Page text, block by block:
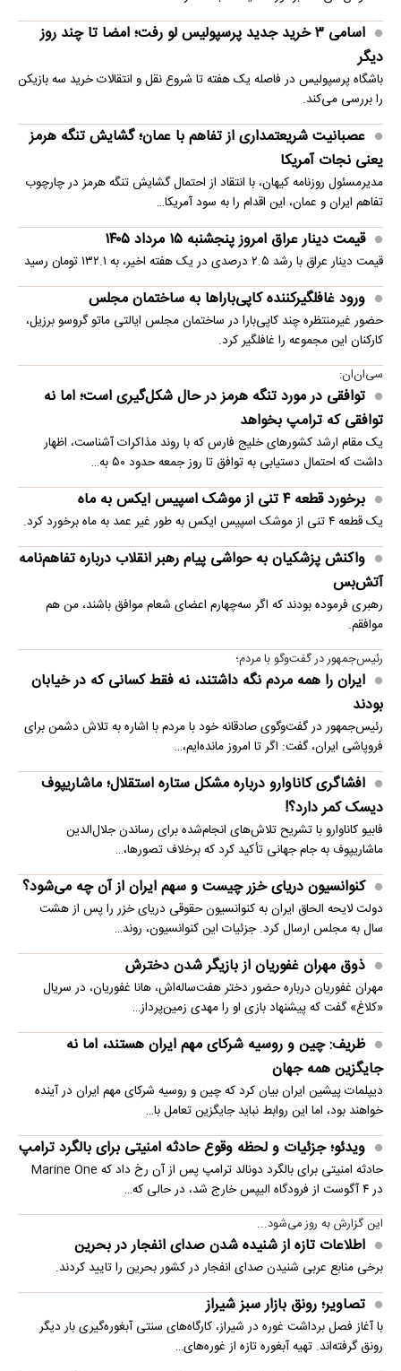
اسامی ۳ خرید جدید پرسپولیس لو رفت؛ امضا تا چند روز
دیگر
باشگاه پرسپولیس در فاصله یک هفته تا شروع نقل و انتقالات خرید سه بازیکن
را بررسی می‌کند.
عصبانیت شریعتمداری از تفاهم با عمان؛ گشایش تنگه هرمز
یعنی نجات آمریکا
مدیرمسئول روزنامه کیهان، با انتقاد از احتمال گشایش تنگه هرمز در چارچوب
تفاهم ایران و عمان، این اقدام را به سود آمریکا…
قیمت دینار عراق امروز پنجشنبه ۱۵ مرداد ۱۴۰۵
قیمت دینار عراق با رشد ۲.۵ درصدی در یک هفته اخیر، به ۱۳۲.۱ تومان رسید
ورود غافلگیرکننده کاپی‌باراها به ساختمان مجلس
حضور غیرمنتظره چند کاپی‌بارا در ساختمان مجلس ایالتی ماتو گروسو برزیل،
کارکنان این مجموعه را غافلگیر کرد.
سی‌ان‌ان:
توافقی در مورد تنگه هرمز در حال شکل‌گیری است؛ اما نه
توافقی که ترامپ بخواهد
یک مقام ارشد کشورهای خلیج فارس که با روند مذاکرات آشناست، اظهار
داشت که احتمال دستیابی به توافق تا روز جمعه حدود ۵۰ به…
برخورد قطعه ۴ تنی از موشک اسپیس ایکس به ماه
یک قطعه ۴ تنی از موشک اسپیس ایکس به طور غیر عمد به ماه برخورد کرد.
واکنش پزشکیان به حواشی پیام رهبر انقلاب درباره تفاهم‌نامه
آتش‌بس
رهبری فرموده بودند که اگر سه‌چهارم اعضای شعام موافق باشند، من هم
موافقم.
رئیس‌جمهور در گفت‌وگو با مردم؛
ایران را همه مردم نگه داشتند، نه فقط کسانی که در خیابان
بودند
رئیس‌جمهور در گفت‌وگوی صادقانه خود با مردم با اشاره به تلاش دشمن برای
فروپاشی ایران، گفت: اگر تا امروز مانده‌ایم،…
افشاگری کاناوارو درباره مشکل ستاره استقلال؛ ماشاریپوف
دیسک کمر دارد؟!
فابیو کاناوارو با تشریح تلاش‌های انجام‌شده برای رساندن جلال‌الدین
ماشاریپوف به جام جهانی تأکید کرد که برخلاف تصورها،…
کنوانسیون دریای خزر چیست و سهم ایران از آن چه می‌شود؟
دولت لایحه الحاق ایران به کنوانسیون حقوقی دریای خزر را پس از هشت
سال به مجلس ارسال کرد. جزئیات این کنوانسیون، روند…
ذوق مهران غفوریان از بازیگر شدن دخترش
مهران غفوریان درباره حضور دختر هفت‌ساله‌اش، هانا غفوریان، در سریال
«کلاغ» گفت که پیشنهاد بازی او را مهدی زمین‌پرداز…
ظریف: چین و روسیه شرکای مهم ایران هستند، اما نه
جایگزین همه جهان
دیپلمات پیشین ایران بیان کرد که چین و روسیه شرکای مهم ایران در آینده
خواهند بود، اما این روابط نباید جایگزین تعامل با…
ویدئو؛ جزئیات و لحظه وقوع حادثه امنیتی برای بالگرد ترامپ
حادثه امنیتی برای بالگرد دونالد ترامپ پس از آن رخ داد که Marine One
در ۴ آگوست از فرودگاه الیپس خارج شد، در حالی که…
این گزارش به روز می‌شود...
اطلاعات تازه از شنیده شدن صدای انفجار در بحرین
برخی منابع عربی شنیدن صدای انفجار در کشور بحرین را تایید کردند.
تصاویر؛ رونق بازار سبز شیراز
با آغاز فصل برداشت غوره در شیراز، کارگاه‌های سنتی آبغوره‌گیری بار دیگر
رونق گرفته‌اند. تهیه آبغوره تازه از غوره‌های…